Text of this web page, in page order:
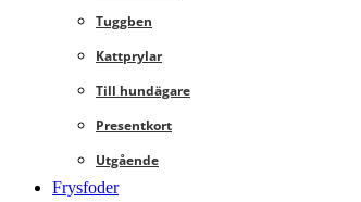
Tuggben
Kattprylar
Till hundägare
Presentkort
Utgående
Frysfoder